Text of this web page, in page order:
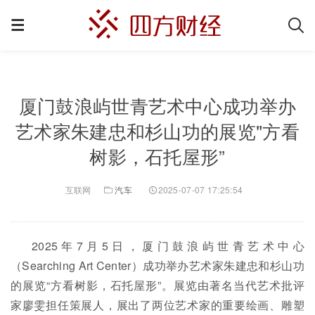
厦门鼓浪屿世青艺术中心成功举办
艺术家朱建忠和杉山功的展览"方看
树影，石托屋形”
互联网 汽车 2025-07-07 17:25:54
2025年7月5日，厦门鼓浪屿世青艺术中心
（Searching Art Center）成功举办艺术家朱建忠和杉山功
的展览“方看树影，石托屋形”。展览由著名当代艺术批评
家廖雯担任策展人，展出了两位艺术家的重要绘画、雕塑